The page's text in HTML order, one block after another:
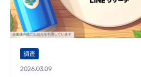
調査
2026.03.09